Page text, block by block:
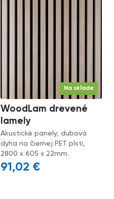
Na sklade
WoodLam drevené
lamely
Akustické panely, dubová
dyha na čiernej PET plsti,
2800 x 605 x 22mm.
91,02 €